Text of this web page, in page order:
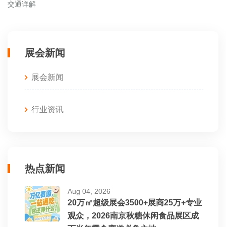
交通详解
展会新闻
展会新闻
行业资讯
热点新闻
Aug 04, 2026
20万㎡超级展会3500+展商25万+专业
观众，2026南京秋糖休闲食品展区成